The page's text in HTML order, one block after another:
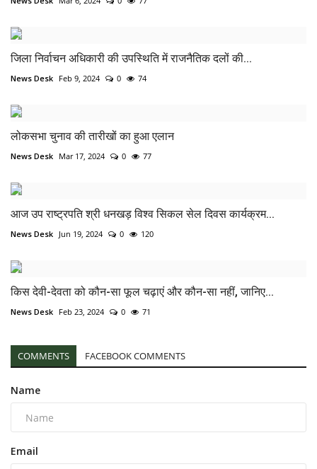
जिला निर्वाचन अधिकारी की उपस्थिति में राजनैतिक दलों की...
News Desk Feb 9, 2024 0 74
लोकसभा चुनाव की तारीखों का हुआ एलान
News Desk Mar 17, 2024 0 77
आज उप राष्ट्रपति श्री धनखड़ विश्व सिकल सेल दिवस कार्यक्रम...
News Desk Jun 19, 2024 0 120
किस देवी-देवता को कौन-सा फूल चढ़ाएं और कौन-सा नहीं, जानिए...
News Desk Feb 23, 2024 0 71
COMMENTS FACEBOOK COMMENTS
Name
Email